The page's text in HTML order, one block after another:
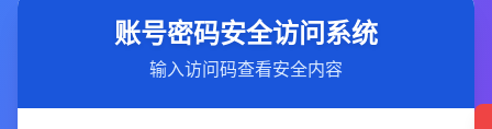
账号密码安全访问系统
输入访问码查看安全内容